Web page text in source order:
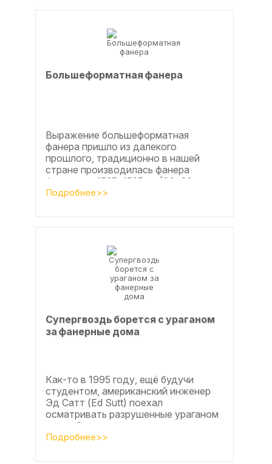
Большеформатная фанера
Выражение большеформатная
фанера пришло из далекого
прошлого, традиционно в нашей
стране производилась фанера
форматом 1525х1525мм (60х60
дюймов), форматы отличающиеся в
Подробнее>>
Супергвоздь борется с ураганом
за фанерные дома
Как-то в 1995 году, ещё будучи
студентом, американский инженер
Эд Сатт (Ed Sutt) поехал
осматривать разрушенные ураганом
дома. Он удивился, что ударов
стихии в большинстве случаев не...
Подробнее>>